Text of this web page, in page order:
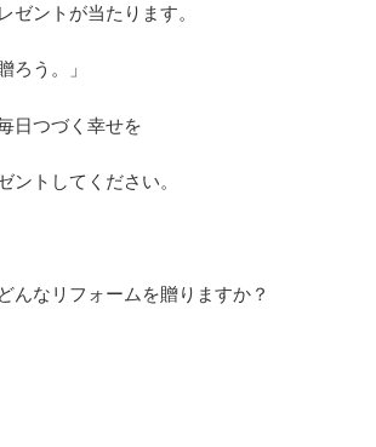
ゼントが当たります。
ろう。」
日つづく幸せを
ントしてください。
んなリフォームを贈りますか？